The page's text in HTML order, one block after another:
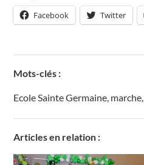
Facebook Twitter
Mots-clés :
Ecole Sainte Germaine, marche,
Articles en relation :